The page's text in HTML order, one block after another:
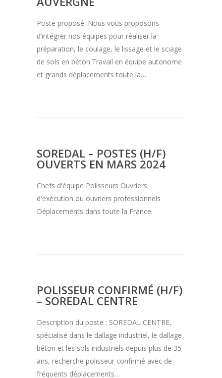
Poste proposé :Nous vous proposons
d’intégrer nos équipes pour réaliser la
préparation, le coulage, le lissage et le sciage
de sols en béton.Travail en équipe autonome
et grands déplacements toute la…
SOREDAL – POSTES (H/F)
OUVERTS EN MARS 2024
Chefs d'équipe Polisseurs Ouvriers
d'exécution ou ouvriers professionnels
Déplacements dans toute la France.
POLISSEUR CONFIRMÉ (H/F)
– SOREDAL CENTRE
Description du poste : SOREDAL CENTRE,
spécialisé dans le dallage industriel, le dallage
béton et les sols industriels depuis plus de 35
ans, recherche polisseur confirmé avec de
fréquents déplacements…